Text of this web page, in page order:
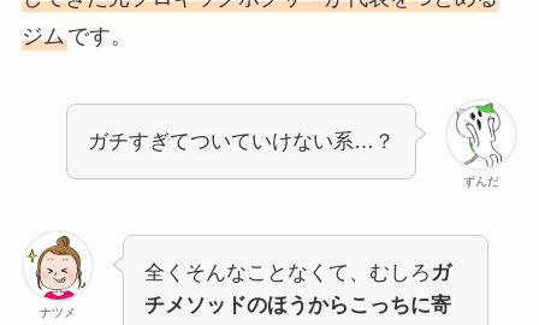
ジムです。
ずんだ
ガチすぎてついていけない系…？
ナツメ
全くそんなことなくて、むしろ ガ
チメソッドのほうからこっちに寄